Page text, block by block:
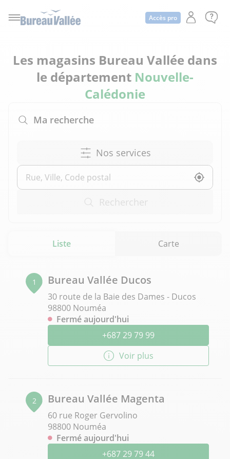
Accès pro
Les magasins Bureau Vallée dans
le département Nouvelle-
Calédonie
Ma recherche
Nos services
Rechercher
Liste Carte
1 Bureau Vallée Ducos
30 route de la Baie des Dames - Ducos
98800 Nouméa
Fermé aujourd'hui
+687 29 79 99
Voir plus
2 Bureau Vallée Magenta
60 rue Roger Gervolino
98800 Nouméa
Fermé aujourd'hui
+687 29 79 44